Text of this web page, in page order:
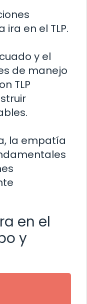
en el TLP.
y el
de manejo
TLP
la empatía
en el
y